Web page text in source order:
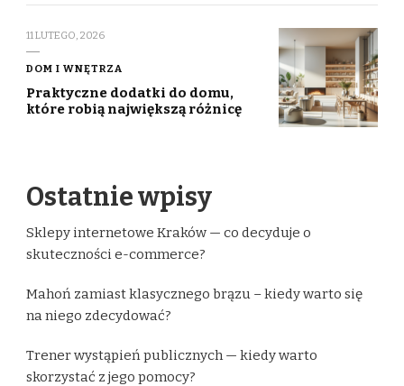
11 LUTEGO, 2026
DOM I WNĘTRZA
Praktyczne dodatki do domu,
które robią największą różnicę
Ostatnie wpisy
Sklepy internetowe Kraków — co decyduje o
skuteczności e-commerce?
Mahoń zamiast klasycznego brązu – kiedy warto się
na niego zdecydować?
Trener wystąpień publicznych — kiedy warto
skorzystać z jego pomocy?